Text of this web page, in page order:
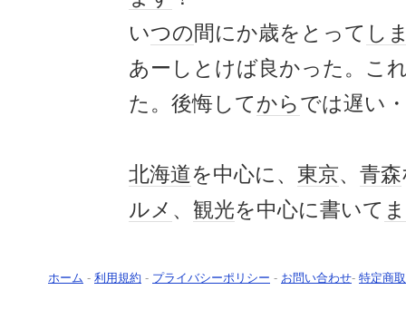
いつの間にか歳をとって し
あーしとけば良かった。こ
た。後悔してからでは遅い
北海道を中心に、 東京、 青森
ルメ 、 観光を中心に書いて
ホーム - 利用規約 - プライバシーポリシー - お問い合わせ- 特定商